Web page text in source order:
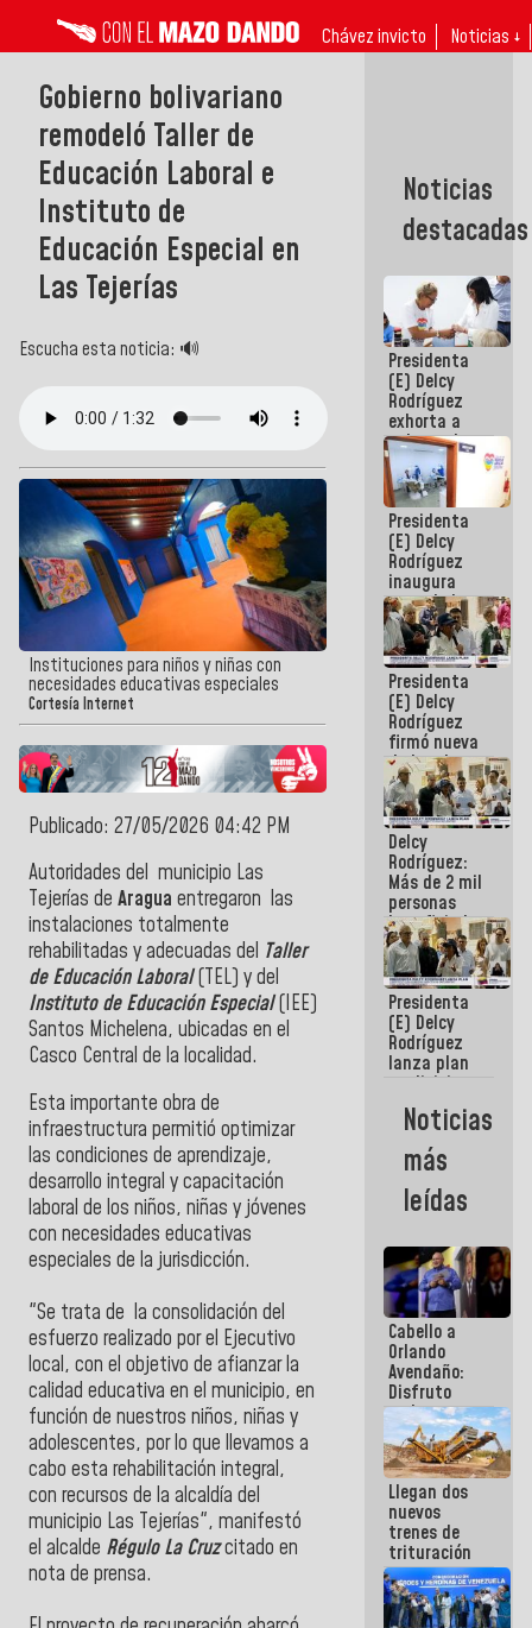
Chávez invicto Noticias ↓
Gobierno bolivariano
remodeló Taller de
Educación Laboral e
Instituto de
Educación Especial en
Las Tejerías
Escucha esta noticia: 🔊
Instituciones para niños y niñas con
necesidades educativas especiales
Cortesía Internet
Publicado: 27/05/2026 04:42 PM
Autoridades del municipio Las
Tejerías de Aragua entregaron las
instalaciones totalmente
rehabilitadas y adecuadas del Taller
de Educación Laboral(TEL) y del
Instituto de Educación Especial(IEE)
Santos Michelena, ubicadas en el
Casco Central de la localidad.
Esta importante obra de
infraestructura permitió optimizar
las condiciones de aprendizaje,
desarrollo integral y capacitación
laboral de los niños, niñas y jóvenes
con necesidades educativas
especiales de la jurisdicción.
"Se trata de la consolidación del
esfuerzo realizado por el Ejecutivo
local, con el objetivo de afianzar la
calidad educativa en el municipio, en
función de nuestros niños, niñas y
adolescentes, por lo que llevamos a
cabo esta rehabilitación integral,
con recursos de la alcaldía del
municipio Las Tejerías", manifestó
el alcalde Régulo La Cruzcitado en
nota de prensa.
Noticias
destacadas
Presidenta
(E) Delcy
Rodríguez
exhorta a
gobernadores
y alcaldes a
edificar
casas para
abuelos
Presidenta
(E) Delcy
Rodríguez
inaugura
casa de los
Abuelos
Primavera
en Caracas
Presidenta
(E) Delcy
Rodríguez
firmó nueva
de Ley de
Arrendamiento
aprobada
por la AN
Delcy
Rodríguez:
Más de 2 mil
personas
beneficiadas
con planes
para
atención de
emergencia
sísmica en
la última
semana
Presidenta
(E) Delcy
Rodríguez
lanza plan
crediticio
con subsidio
a Juntas de
Condominio
Noticias
más
leídas
Cabello a
Orlando
Avendaño:
Disfruto
cada vez
que escribes
porque lo
que haces
es
embarrarla
Llegan dos
nuevos
trenes de
trituración
para
optimizar
manejo de